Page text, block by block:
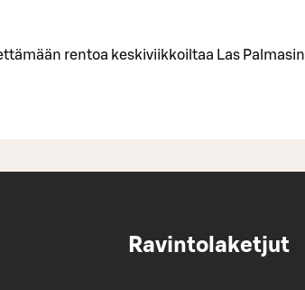
rentoa keskiviikkoiltaa Las Palmasin
Ravintolaketjut